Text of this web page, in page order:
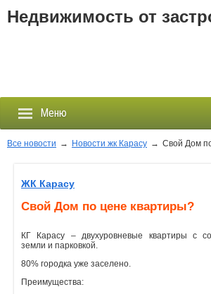
Недвижимость от
Меню
Застройщики
Новостройки
Новости
Все новости → Новости жк Карасу → Свой Дом
ЖК Карасу
Свой Дом по цене квартиры?
КГ Карасу – двухуровневые квартиры с
земли и парковкой.
80% городка уже заселено.
Преимущества: